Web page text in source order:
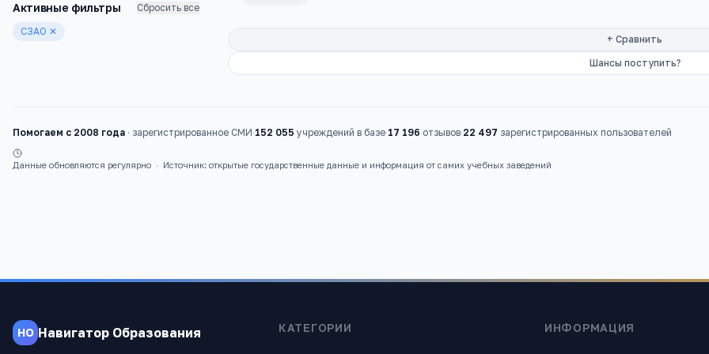
Активные фильтры
Сбросить все
СЗАО ✕
+ Сравнить
Шансы поступить?
Помогаем с 2008 года · зарегистрированное СМИ·152 055 учреждений в базе·17 196 отзывов·22 497 зарегистрированных пользователей
Данные обновляются регулярно · Источник: открытые государственные данные и информация от самих учебных заведений
НО Навигатор Образования КАТЕГОРИИ ИНФОРМАЦИЯ